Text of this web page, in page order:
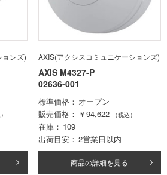
ンズ) AXIS(アクシスコミュニケーションズ)
AXIS M4327-P
02636-001
標準価格
オープン
販売価格
￥94,622 （税込）
在庫
109
出荷目安
2営業日以内
商品の詳細を見る